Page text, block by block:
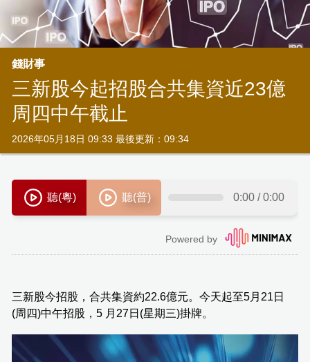
錢財事
三新股今起招股合共集資近23億
周四中午截止
2026年05月18日 09:33 最後更新：09:34
三新股今招股，合共集資約22.6億元。今天起至5月21日
(周四)中午招股，5 月27日(星期三)掛牌。